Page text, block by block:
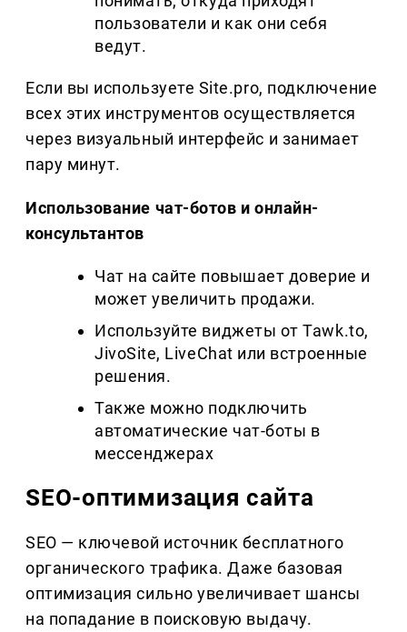
пользователи и как они себя
ведут.
Если вы используете Site.pro, подключение
всех этих инструментов осуществляется
через визуальный интерфейс и занимает
пару минут.
Использование чат-ботов и онлайн-
консультантов
Чат на сайте повышает доверие и
может увеличить продажи.
Используйте виджеты от Tawk.to,
JivoSite, LiveChat или встроенные
решения.
Также можно подключить
автоматические чат-боты в
мессенджерах
SEO-оптимизация сайта
SEO — ключевой источник бесплатного
органического трафика. Даже базовая
оптимизация сильно увеличивает шансы
на попадание в поисковую выдачу.